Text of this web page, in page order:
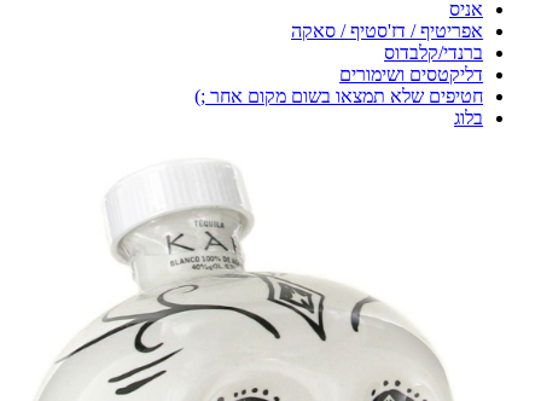
אניס
אפריטיף / דז'סטיף / סאקה
ברנדי/קלבדוס
דליקטסים ושימורים
חטיפים שלא תמצאו בשום מקום אחר ;)
בלוג